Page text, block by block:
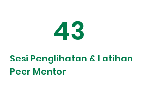
43
Sesi Penglihatan & Latihan
Peer Mentor